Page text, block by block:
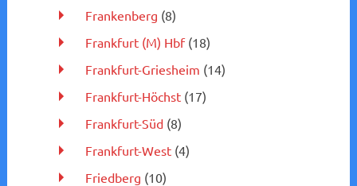
Frankenberg (8)
Frankfurt (M) Hbf(18)
Frankfurt-Griesheim (14)
Frankfurt-Höchst(17)
Frankfurt-Süd(8)
Frankfurt-West(4)
Friedberg (10)